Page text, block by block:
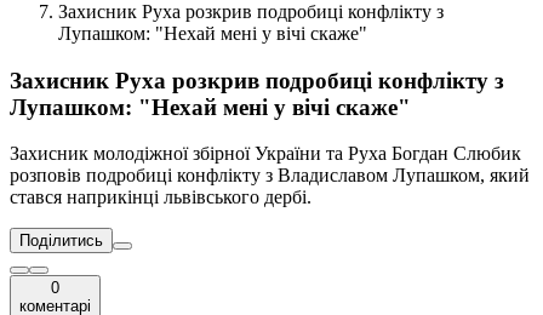
Захисник Руха розкрив подробиці конфлікту з
Лупашком: "Нехай мені у вічі скаже"
Захисник Руха розкрив подробиці конфлікту з
Лупашком: "Нехай мені у вічі скаже"
Захисник молодіжної збірної України та Руха Богдан Слюбик
розповів подробиці конфлікту з Владиславом Лупашком, який
стався наприкінці львівського дербі.
Поділитись
0
коментарі